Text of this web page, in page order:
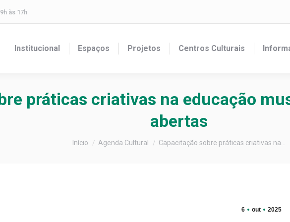
às 17h
Institucional Espaços Projetos Centros Culturais
práticas criativas na educação
abertas
Você está aqui:
Início Agenda Cultural Capacitação sobre práticas criativas na…
6 out 2025